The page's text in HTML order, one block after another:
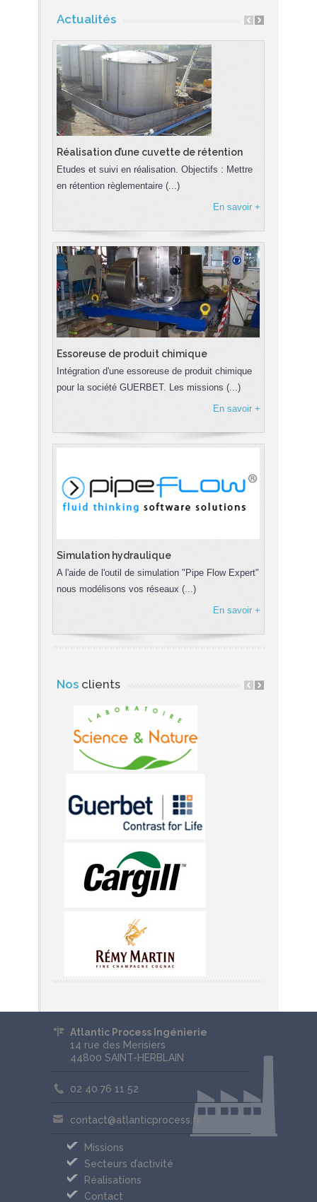
Actualités
Réalisation d’une cuvette de rétention
Etudes et suivi en réalisation. Objectifs : Mettre
en rétention règlementaire (...)
En savoir +
Essoreuse de produit chimique
Intégration d'une essoreuse de produit chimique
pour la société GUERBET. Les missions (...)
En savoir +
Simulation hydraulique
A l'aide de l'outil de simulation "Pipe Flow Expert"
nous modélisons vos réseaux (...)
En savoir +
Nos clients
Atlantic Process Ingénierie
14 rue des Merisiers
44800 SAINT-HERBLAIN
02 40 76 11 52
contact@atlanticprocess.fr
Missions
Secteurs d’activité
Réalisations
Contact